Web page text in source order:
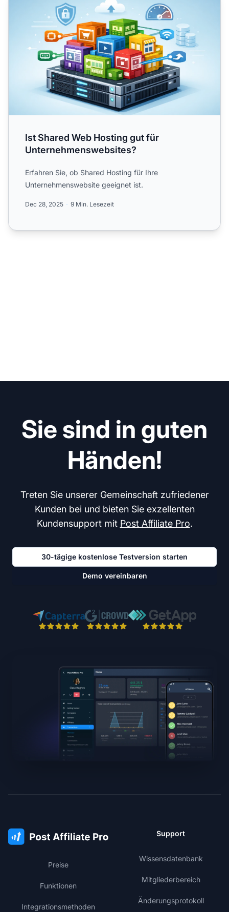
Ist Shared Web Hosting gut für
Unternehmenswebsites?
Erfahren Sie, ob Shared Hosting für Ihre
Unternehmenswebsite geeignet ist.
Dec 28, 2025 9 Min. Lesezeit
Sie sind in guten
Händen!
Treten Sie unserer Gemeinschaft zufriedener
Kunden bei und bieten Sie exzellenten
Kundensupport mit Post Affiliate Pro.
30-tägige kostenlose Testversion starten
Demo vereinbaren
Preise
Funktionen
Integrationsmethoden
Support
Wissensdatenbank
Mitgliederbereich
Änderungsprotokoll